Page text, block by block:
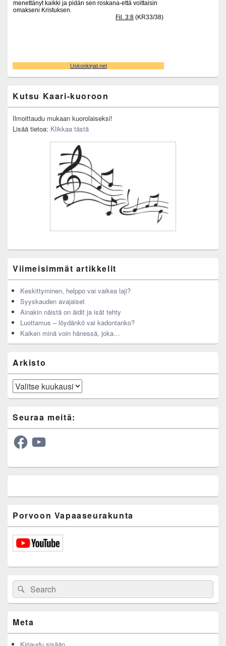
Kutsu Kaari-kuoroon
Ilmoittaudu mukaan kuorolaiseksi!
Lisää tietoa: Klikkaa tästä
Viimeisimmät artikkelit
Keskittyminen, helppo vai vaikea laji?
Syyskauden avajaiset
Ainakin näistä on äidit ja isät tehty
Luottamus – löydänkö vai kadontanko?
Kaiken minä voin hänessä, joka…
Arkisto
Arkisto
Seuraa meitä:
FacebookYouTube
Porvoon Vapaaseurakunta
Search
for:
Search
Meta